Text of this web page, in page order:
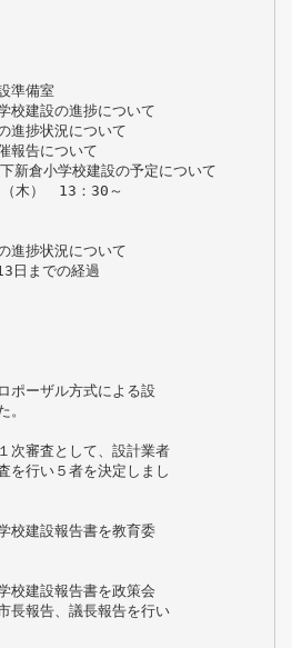
準備室
校建設の進捗について
進捗状況について
報告について
倉小学校建設の予定について
木） 13：30～
進捗状況について
日までの経過
ポーザル方式による設
。
次審査として、設計業者
を行い５者を決定しまし
校建設報告書を教育委
校建設報告書を政策会
長報告、議長報告を行い